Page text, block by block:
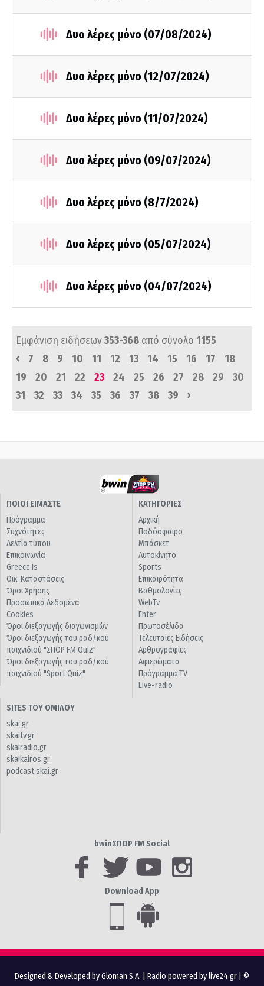
Δυο λέρες μόνο (07/08/2024)
Δυο λέρες μόνο (12/07/2024)
Δυο λέρες μόνο (11/07/2024)
Δυο λέρες μόνο (09/07/2024)
Δυο λέρες μόνο (8/7/2024)
Δυο λέρες μόνο (05/07/2024)
Δυο λέρες μόνο (04/07/2024)
Εμφάνιση ειδήσεων353-368 από σύνολο 1155
‹
7 8 9 10 11 12 13 14 15 16 17
18
19
20 21 22 23 24 25 26 27 28 29
30
31
32 33 34 35 36 37 38 39 ›
ΠΟΙΟΙ ΕΙΜΑΣΤΕ
Πρόγραμμα
Συχνότητες
Δελτία τύπου
Επικοινωνία
Greece Is
Οικ. Καταστάσεις
Όροι Χρήσης
Προσωπικά Δεδομένα
Cookies
Όροι διεξαγωγής διαγωνισμών
Όροι διεξαγωγής του ραδ/κού
παιχνιδιού "ΣΠΟΡ FM Quiz"
Όροι διεξαγωγής του ραδ/κού
παιχνιδιού "Sport Quiz"
ΚΑΤΗΓΟΡΙΕΣ
Αρχική
Ποδόσφαιρο
Μπάσκετ
Αυτοκίνητο
Sports
Επικαιρότητα
Βαθμολογίες
WebTv
Enter
Πρωτοσέλιδα
Τελευταίες Ειδήσεις
Αρθρογραφίες
Αφιερώματα
Πρόγραμμα TV
Live-radio
SITES ΤΟΥ ΟΜΙΛΟΥ
skai.gr
skaitv.gr
skairadio.gr
skaikairos.gr
podcast.skai.gr
bwinΣΠΟΡ FM Social
Download App
Designed & Developed by Gloman S.A. Radio powered by live24.gr | ©